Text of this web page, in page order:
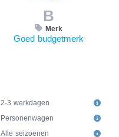
B
Merk
Goed budgetmerk
2-3 werkdagen
Personenwagen
Alle seizoenen